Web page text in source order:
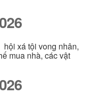
xá tội vong nhân,
mua nhà, các vật